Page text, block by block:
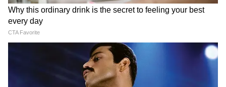
Related Articles
সপ্তাহান্তে ফের বাতিল একগুচ্ছ লোকাল-এক্সপ্রেস
ট্রেন, কোন রুটে মিলবে না পরিষেবা? জানুন এক ক্লিকে
পাহাড়ে বহু জায়গায় নেমেছে ধস, কদিন বন্ধ থাকবে